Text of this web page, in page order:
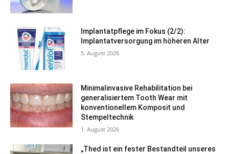
Implantatpflege im Fokus (2/2):
Implantatversorgung im höheren Alter
5. August 2026
Minimalinvasive Rehabilitation bei
generalisiertem Tooth Wear mit
konventionellem Komposit und
Stempeltechnik
1. August 2026
„Thed ist ein fester Bestandteil unseres